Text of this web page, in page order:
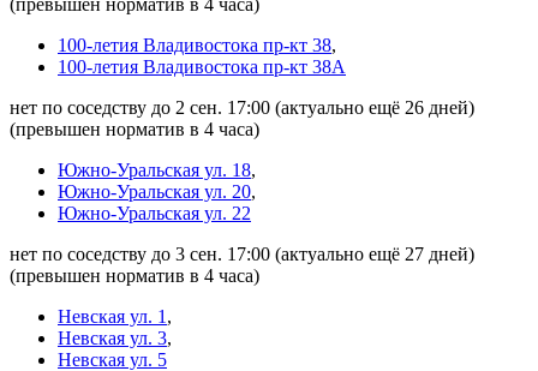
100-летия Владивостока пр-кт 38,
100-летия Владивостока пр-кт 38А
нет по соседству до 2 сен. 17:00 (актуально ещё 26 дней)
(превышен норматив в 4 часа)
Южно-Уральская ул. 18,
Южно-Уральская ул. 20,
Южно-Уральская ул. 22
нет по соседству до 3 сен. 17:00 (актуально ещё 27 дней)
(превышен норматив в 4 часа)
Невская ул. 1 ,
Невская ул. 3,
Невская ул. 5